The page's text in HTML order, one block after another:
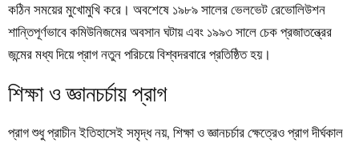
কঠিন সময়ের মুখোমুখি করে। অবশেষে ১৯৮৯ সালের ভেলভেট রেভোলিউশন
শান্তিপূর্ণভাবে কমিউনিজমের অবসান ঘটায় এবং ১৯৯৩ সালে চেক প্রজাতন্ত্রের
জন্মের মধ্য দিয়ে প্রাগ নতুন পরিচয়ে বিশ্বদরবারে প্রতিষ্ঠিত হয়।
শিক্ষা ও জ্ঞানচর্চায় প্রাগ
প্রাগ শুধু প্রাচীন ইতিহাসেই সমৃদ্ধ নয়, শিক্ষা ও জ্ঞানচর্চার ক্ষেত্রেও প্রাগ দীর্ঘকাল